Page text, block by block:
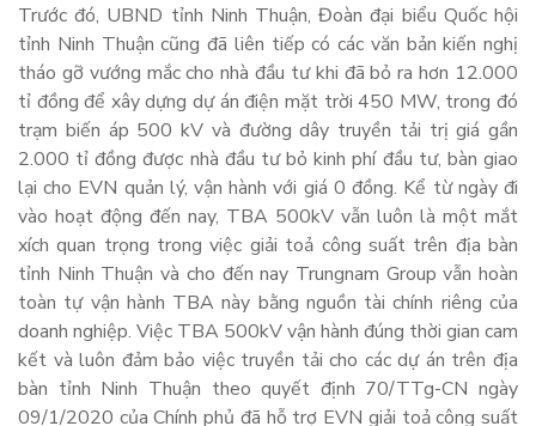
Trước đó, UBND tỉnh Ninh Thuận, Đoàn đại biểu Quốc hội
tỉnh Ninh Thuận cũng đã liên tiếp có các văn bản kiến nghị
tháo gỡ vướng mắc cho nhà đầu tư khi đã bỏ ra hơn 12.000
tỉ đồng để xây dựng dự án điện mặt trời 450 MW, trong đó
trạm biến áp 500 kV và đường dây truyền tải trị giá gần
2.000 tỉ đồng được nhà đầu tư bỏ kinh phí đầu tư, bàn giao
lại cho EVN quản lý, vận hành với giá 0 đồng. Kể từ ngày đi
vào hoạt động đến nay, TBA 500kV vẫn luôn là một mắt
xích quan trọng trong việc giải toả công suất trên địa bàn
tỉnh Ninh Thuận và cho đến nay Trungnam Group vẫn hoàn
toàn tự vận hành TBA này bằng nguồn tài chính riêng của
doanh nghiệp. Việc TBA 500kV vận hành đúng thời gian cam
kết và luôn đảm bảo việc truyền tải cho các dự án trên địa
bàn tỉnh Ninh Thuận theo quyết định 70/TTg-CN ngày
09/1/2020 của Chính phủ đã hỗ trợ EVN giải toả công suất